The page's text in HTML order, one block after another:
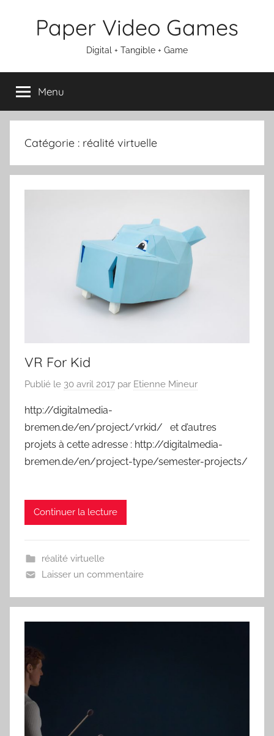
Paper Video Games
Digital + Tangible + Game
Menu
Catégorie : réalité virtuelle
VR For Kid
Publié le 30 avril 2017 par Etienne Mineur
http://digitalmedia-
bremen.de/en/project/vrkid/ et d’autres
projets à cette adresse : http://digitalmedia-
bremen.de/en/project-type/semester-projects/
Continuer la lecture
réalité virtuelle
Laisser un commentaire